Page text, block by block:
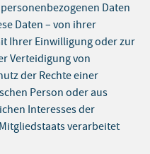
Daten
Daten – von ihrer
Ihrer Einwilligung oder zur
Verteidigung von
der Rechte einer
Person oder aus
Interesses der
verarbeitet